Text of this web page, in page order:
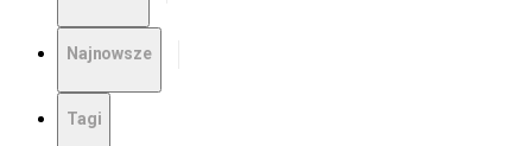
Najnowsze
Tagi